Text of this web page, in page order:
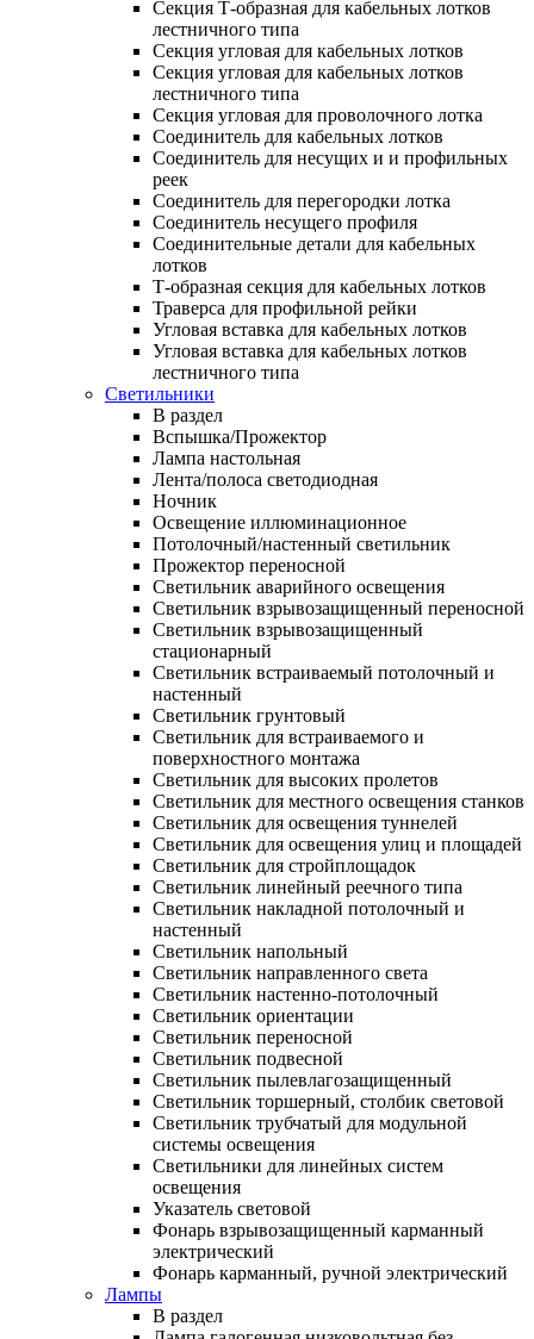
Секция Т-образная для кабельных лотков
лестничного типа
Секция угловая для кабельных лотков
Секция угловая для кабельных лотков
лестничного типа
Секция угловая для проволочного лотка
Соединитель для кабельных лотков
Соединитель для несущих и и профильных
реек
Соединитель для перегородки лотка
Соединитель несущего профиля
Соединительные детали для кабельных
лотков
Т-образная секция для кабельных лотков
Траверса для профильной рейки
Угловая вставка для кабельных лотков
Угловая вставка для кабельных лотков
лестничного типа
Светильники
В раздел
Вспышка/Прожектор
Лампа настольная
Лента/полоса светодиодная
Ночник
Освещение иллюминационное
Потолочный/настенный светильник
Прожектор переносной
Светильник аварийного освещения
Светильник взрывозащищенный переносной
Светильник взрывозащищенный
стационарный
Светильник встраиваемый потолочный и
настенный
Светильник грунтовый
Светильник для встраиваемого и
поверхностного монтажа
Светильник для высоких пролетов
Светильник для местного освещения станков
Светильник для освещения туннелей
Светильник для освещения улиц и площадей
Светильник для стройплощадок
Светильник линейный реечного типа
Светильник накладной потолочный и
настенный
Светильник напольный
Светильник направленного света
Светильник настенно-потолочный
Светильник ориентации
Светильник переносной
Светильник подвесной
Светильник пылевлагозащищенный
Светильник торшерный, столбик световой
Светильник трубчатый для модульной
системы освещения
Светильники для линейных систем
освещения
Указатель световой
Фонарь взрывозащищенный карманный
электрический
Фонарь карманный, ручной электрический
Лампы
В раздел